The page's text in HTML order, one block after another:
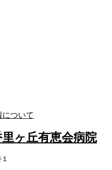
について
里ヶ丘有恵会病院